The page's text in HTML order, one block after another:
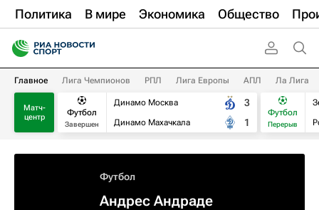
Политика В мире Экономика Общество
Главное Лига Чемпионов РПЛ Лига Европы АПЛ Ла Лига
Матч-
центр
Футбол
Завершен
Динамо Москва
Динамо Махачкала
3
1
Футбол
Перерыв
Футбол
Андрес Андраде